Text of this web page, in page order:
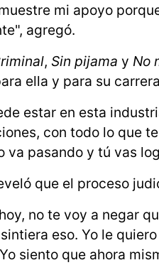
mi apoyo
agregó.
, Sin pijama y No
ella y para su
estar en esta
con todo lo que
va pasando y tú vas
que el proceso
no te voy a negar
eso. Yo le
siento que ahora